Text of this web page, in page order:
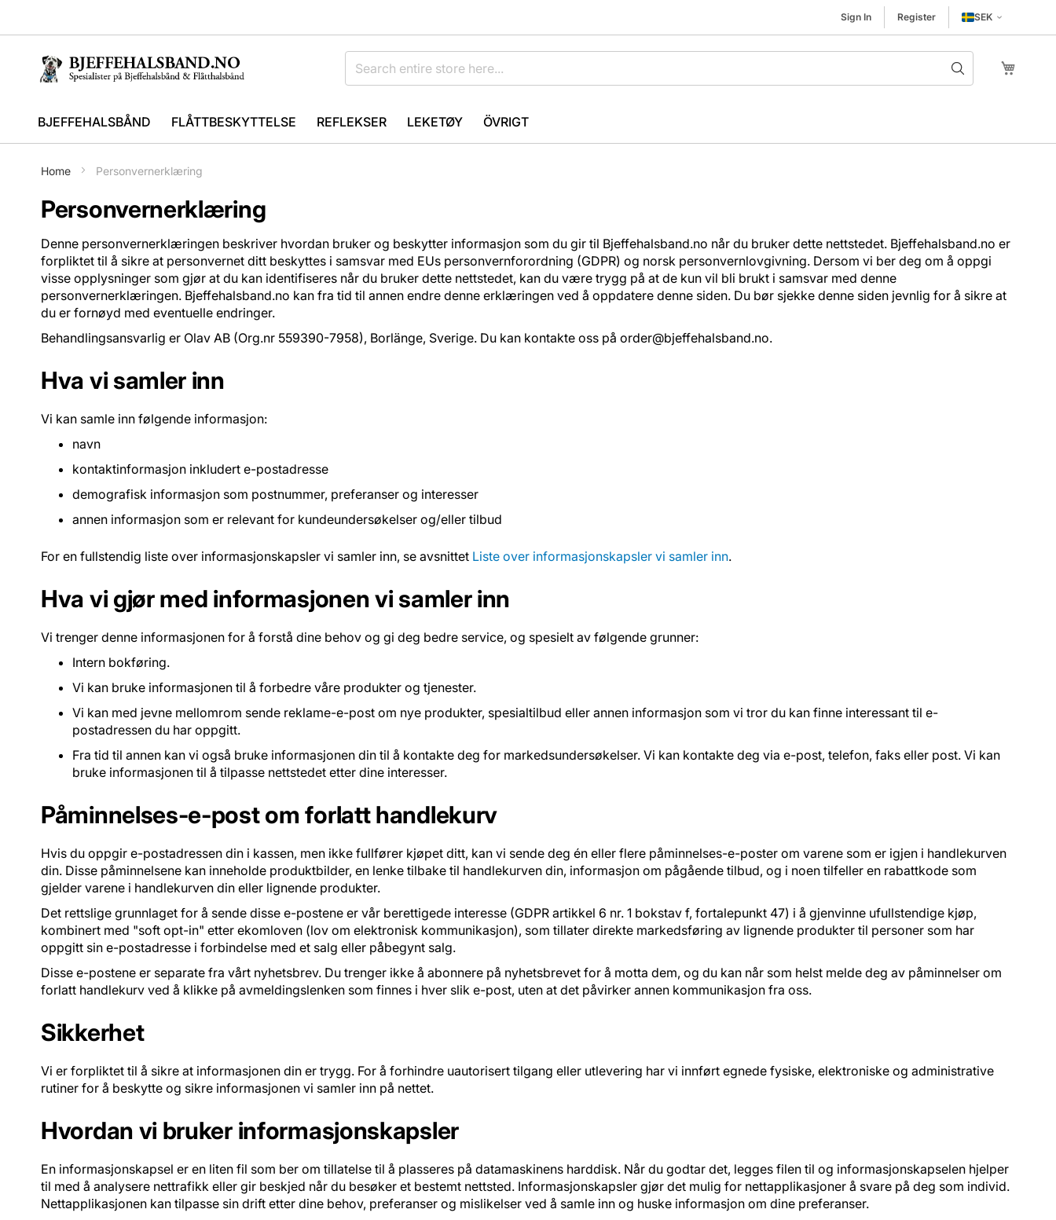
Sign In Register SEK
My Cart
BJEFFEHALSBÅND FLÅTTBESKYTTELSE REFLEKSER LEKETØY ÖVRIGT
Home Personvernerklæring
Personvernerklæring
Denne personvernerklæringen beskriver hvordan bruker og beskytter informasjon som du gir til Bjeffehalsband.no når du bruker dette nettstedet. Bjeffehalsband.no er
forpliktet til å sikre at personvernet ditt beskyttes i samsvar med EUs personvernforordning (GDPR) og norsk personvernlovgivning. Dersom vi ber deg om å oppgi
visse opplysninger som gjør at du kan identifiseres når du bruker dette nettstedet, kan du være trygg på at de kun vil bli brukt i samsvar med denne
personvernerklæringen. Bjeffehalsband.no kan fra tid til annen endre denne erklæringen ved å oppdatere denne siden. Du bør sjekke denne siden jevnlig for å sikre at
du er fornøyd med eventuelle endringer.
Behandlingsansvarlig er Olav AB (Org.nr 559390-7958), Borlänge, Sverige. Du kan kontakte oss på order@bjeffehalsband.no.
Hva vi samler inn
Vi kan samle inn følgende informasjon:
navn
kontaktinformasjon inkludert e-postadresse
demografisk informasjon som postnummer, preferanser og interesser
annen informasjon som er relevant for kundeundersøkelser og/eller tilbud
For en fullstendig liste over informasjonskapsler vi samler inn, se avsnittet Liste over informasjonskapsler vi samler inn.
Hva vi gjør med informasjonen vi samler inn
Vi trenger denne informasjonen for å forstå dine behov og gi deg bedre service, og spesielt av følgende grunner:
Intern bokføring.
Vi kan bruke informasjonen til å forbedre våre produkter og tjenester.
Vi kan med jevne mellomrom sende reklame-e-post om nye produkter, spesialtilbud eller annen informasjon som vi tror du kan finne interessant til e-
postadressen du har oppgitt.
Fra tid til annen kan vi også bruke informasjonen din til å kontakte deg for markedsundersøkelser. Vi kan kontakte deg via e-post, telefon, faks eller post. Vi kan
bruke informasjonen til å tilpasse nettstedet etter dine interesser.
Påminnelses-e-post om forlatt handlekurv
Hvis du oppgir e-postadressen din i kassen, men ikke fullfører kjøpet ditt, kan vi sende deg én eller flere påminnelses-e-poster om varene som er igjen i handlekurven
din. Disse påminnelsene kan inneholde produktbilder, en lenke tilbake til handlekurven din, informasjon om pågående tilbud, og i noen tilfeller en rabattkode som
gjelder varene i handlekurven din eller lignende produkter.
Det rettslige grunnlaget for å sende disse e-postene er vår berettigede interesse (GDPR artikkel 6 nr. 1 bokstav f, fortalepunkt 47) i å gjenvinne ufullstendige kjøp,
kombinert med "soft opt-in" etter ekomloven (lov om elektronisk kommunikasjon), som tillater direkte markedsføring av lignende produkter til personer som har
oppgitt sin e-postadresse i forbindelse med et salg eller påbegynt salg.
Disse e-postene er separate fra vårt nyhetsbrev. Du trenger ikke å abonnere på nyhetsbrevet for å motta dem, og du kan når som helst melde deg av påminnelser om
forlatt handlekurv ved å klikke på avmeldingslenken som finnes i hver slik e-post, uten at det påvirker annen kommunikasjon fra oss.
Sikkerhet
Vi er forpliktet til å sikre at informasjonen din er trygg. For å forhindre uautorisert tilgang eller utlevering har vi innført egnede fysiske, elektroniske og administrative
rutiner for å beskytte og sikre informasjonen vi samler inn på nettet.
Hvordan vi bruker informasjonskapsler
En informasjonskapsel er en liten fil som ber om tillatelse til å plasseres på datamaskinens harddisk. Når du godtar det, legges filen til og informasjonskapselen hjelper
til med å analysere nettrafikk eller gir beskjed når du besøker et bestemt nettsted. Informasjonskapsler gjør det mulig for nettapplikasjoner å svare på deg som individ.
Nettapplikasjonen kan tilpasse sin drift etter dine behov, preferanser og mislikelser ved å samle inn og huske informasjon om dine preferanser.